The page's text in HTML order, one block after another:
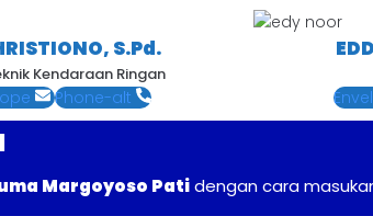
S.Pd.
Kendaraan Ringan
Phone-alt
Margoyoso Patidengan cara